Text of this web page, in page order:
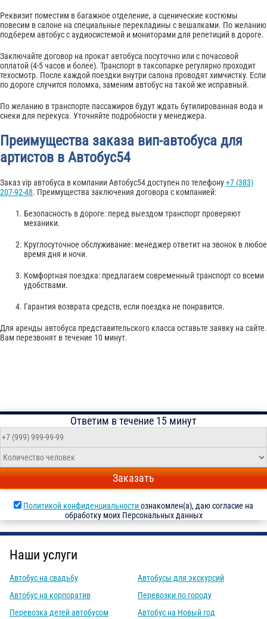
Реквизит поместим в багажное отделение, а сценические костюмы
повесим в салоне на специальные перекладины с вешалками. По желанию
подберем автобус с аудиосистемой и мониторами для репетиций в дороге.
Заключайте договор на прокат автобуса посуточно или с почасовой
оплатой (4-5 часов и более). Транспорт в таксопарке регулярно проходит
техосмотр. После каждой поездки внутри салона проводят химчистку. Если
по дороге случится поломка, заменим автобус на такой же исправный.
По желанию в транспорте пассажиров будут ждать бутилированная вода и
снеки для перекуса. Уточняйте подробности у менеджера.
Преимущества заказа вип-автобуса для
артистов в Автобус54
Заказ vip автобуса в компании Автобус54 доступен по телефону+7 (383)
207-92-48. Преимущества заключения договора с компанией:
Безопасность в дороге: перед выездом транспорт проверяют
механики.
Круглосуточное обслуживание: менеджер ответит на звонок в любое
время дня и ночи.
Комфортная поездка: предлагаем современный транспорт со всеми
удобствами.
Гарантия возврата средств, если поездка не понравится.
Для аренды автобуса представительского класса оставьте заявку на сайте.
Вам перезвонят в течение 10 минут.
Ответим в течение 15 минут
Заказать
Политикой конфиденциальностиознакомлен(а), даю согласие на
обработку моих Персональных данных
Наши услуги
Автобус на свадьбу
Автобус на корпоратив
Перевозка детей автобусом
Автобусы для экскурсий
Перевозки по городу
Автобус на Новый год